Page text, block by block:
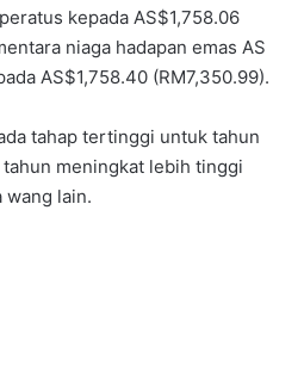
kepada AS$1,758.06
niaga hadapan emas AS
AS$1,758.40 (RM7,350.99).
tahap tertinggi untuk tahun
meningkat lebih tinggi
wang lain.